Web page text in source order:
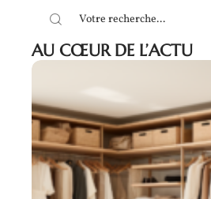
AU CŒUR DE L’ACTU